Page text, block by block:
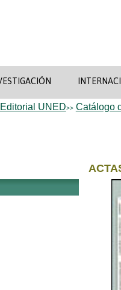
Editorial UNED>> Catálogo